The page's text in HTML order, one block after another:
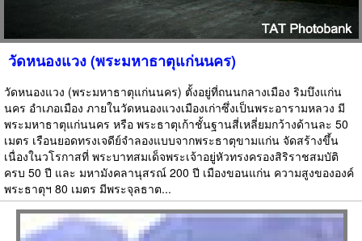
วัดหนองแวง (พระมหาธาตุแก่นนคร)
วัดหนองแวง (พระมหาธาตุแก่นนคร) ตั้งอยู่ที่ถนนกลางเมือง ริมบึงแก่น
นคร อำเภอเมือง ภายในวัดหนองแวงเมืองเก่าซึ่งเป็นพระอารามหลวง มี
พระมหาธาตุแก่นนคร หรือ พระธาตุเก้าชั้นฐานสี่เหลี่ยมกว้างด้านละ 50
เมตร เรือนยอดทรงเจดีย์จำลองแบบจากพระธาตุขามแก่น จัดสร้างขึ้น
เนื่องในวโรกาสที่ พระบาทสมเด็จพระเจ้าอยู่หัวทรงครองสิริราชสมบัติ
ครบ 50 ปี และ มหามังคลานุสรณ์ 200 ปี เมืองขอนแก่น ความสูงขององค์
พระธาตุฯ 80 เมตร มีพระจุลธาต...